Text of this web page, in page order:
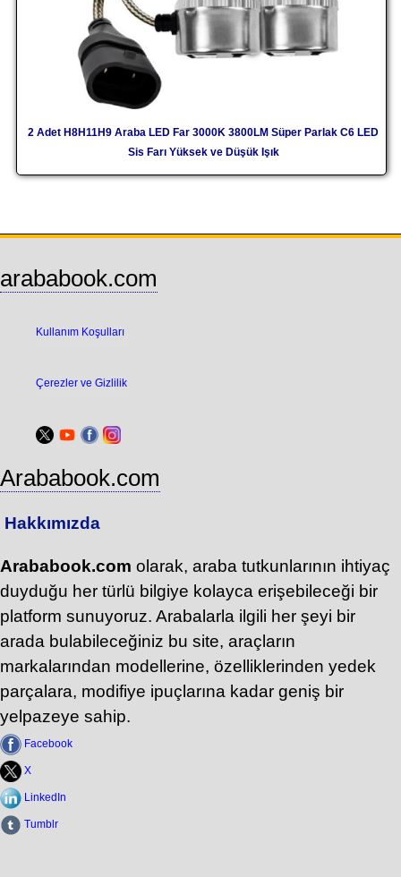
2 Adet H8H11H9 Araba LED Far 3000K 3800LM Süper Parlak C6 LED
Sis Farı Yüksek ve Düşük Işık
arababook.com
Kullanım Koşulları
Çerezler ve Gizlilik
Arababook.com
Hakkımızda
Arababook.com olarak, araba tutkunlarının ihtiyaç
duyduğu her türlü bilgiye kolayca erişebileceği bir
platform sunuyoruz. Arabalarla ilgili her şeyi bir
arada bulabileceğiniz bu site, araçların
markalarından modellerine, özelliklerinden yedek
parçalara, modifiye ipuçlarına kadar geniş bir
yelpazeye sahip.
Facebook
X
LinkedIn
Tumblr